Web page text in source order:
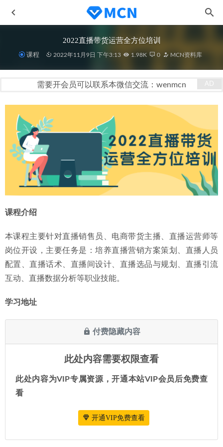
2022直播带货运营全方位培训
课程 2022年11月9日 下午3:13 1.98K 0 MCN资料库
需要开会员可以联系本微信交流：wenmcn
课程介绍
本课程主要针对直播销售员、电商带货主播、直播运营师等
岗位开设，主要任务是：培养直播营销方案策划、直播人员
配置、直播话术、直播间设计、直播选品与规划、直播引流
互动、直播数据分析等职业技能。
学习地址
付费隐藏内容
此处内容需要权限查看
此处内容为VIP专属资源，开通本站VIP会员后免费查
看
开通VIP免费查看
零基础学会短视频带货电商课
主播一百问
剪映剪辑技巧 用手机剪出大片 2020-11-23
大鱼号MCN机构入驻指南 2020-11-09
打破品销边界，实现业务增长
2022-11-03